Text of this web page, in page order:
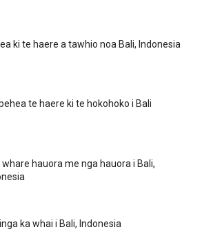
ki te haere a tawhio noa Bali, Indonesia
te haere ki te hokohoko i Bali
whare hauora me nga hauora i Bali,
ka whai i Bali, Indonesia